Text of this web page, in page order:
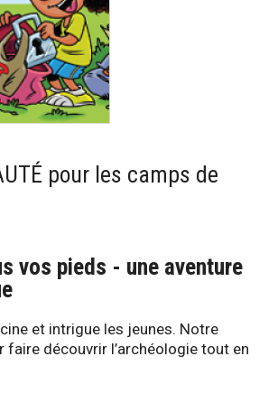
pour les camps de
vos pieds - une aventure
et intrigue les jeunes. Notre
faire découvrir l’archéologie tout en